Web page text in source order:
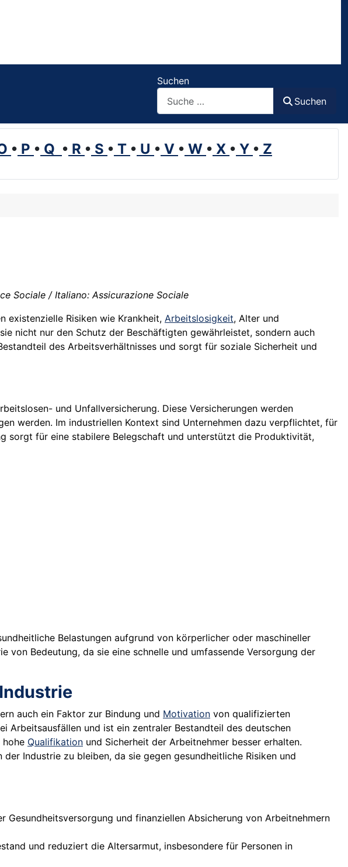
Suchen
Suchen
• P • Q • R • S • T • U • V • W • X • Y • Z
Sociale / Italiano: Assicurazione Sociale
existenzielle Risiken wie Krankheit, Arbeitslosigkeit, Alter und
nicht nur den Schutz der Beschäftigten gewährleistet, sondern auch
des Arbeitsverhältnisses und sorgt für soziale Sicherheit und
und Unfallversicherung. Diese Versicherungen werden
werden. Im industriellen Kontext sind Unternehmen dazu verpflichtet, für
sorgt für eine stabilere Belegschaft und unterstützt die Produktivität,
Belastungen aufgrund von körperlicher oder maschineller
Bedeutung, da sie eine schnelle und umfassende Versorgung der
auch ein Faktor zur Bindung und Motivation von qualifizierten
Arbeitsausfällen und ist ein zentraler Bestandteil des deutschen
Qualifikation und Sicherheit der Arbeitnehmer besser erhalten.
Industrie zu bleiben, da sie gegen gesundheitliche Risiken und
und finanziellen Absicherung von Arbeitnehmern
und reduziert die Altersarmut, insbesondere für Personen in